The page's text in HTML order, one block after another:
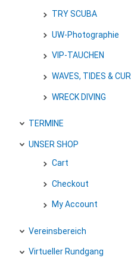
TRY SCUBA
UW-Photographie
VIP-TAUCHEN
WAVES, TIDES &
WRECK DIVING
TERMINE
UNSER SHOP
Cart
Checkout
My Account
Vereinsbereich
Virtueller Rundgang